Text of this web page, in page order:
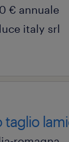
€ annuale
italy srl